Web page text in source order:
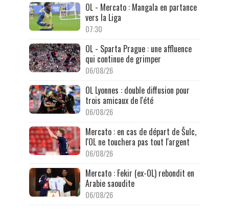
OL - Mercato : Mangala en partance
vers la Liga
07:30
OL - Sparta Prague : une affluence
qui continue de grimper
06/08/26
OL Lyonnes : double diffusion pour
trois amicaux de l'été
06/08/26
Mercato : en cas de départ de Šulc,
l'OL ne touchera pas tout l'argent
06/08/26
Mercato : Fekir (ex-OL) rebondit en
Arabie saoudite
06/08/26